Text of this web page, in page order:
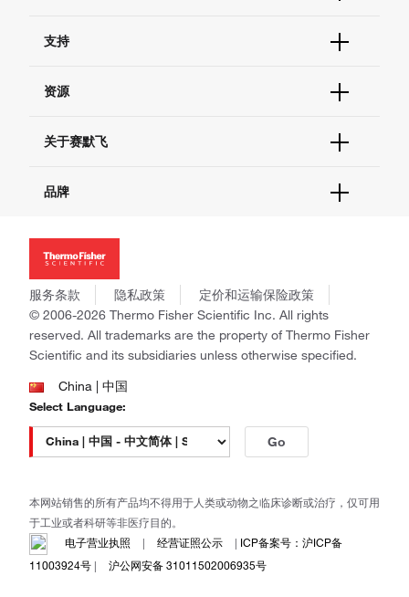
订单支持
现货供应中心
支持
联系我们 - 400 820 8982
查找文件&证书
资源
促销
社交媒体
关于赛默飞
招聘
新闻
社会责任
商标
政策和通知
品牌
Applied Biosystems
Invitrogen
Gibco
Ion Torrent
Unity Lab Services
Patheon
PPD
服务条款 隐私政策
定价和运输保险政策
© 2006-2026 Thermo Fisher Scientific Inc. All rights
reserved. All trademarks are the property of Thermo Fisher
Scientific and its subsidiaries unless otherwise specified.
China | 中国
Select Language:
Go
本网站销售的所有产品均不得用于人类或动物之临床诊断或治疗，仅可用
于工业或者科研等非医疗目的。
电子营业执照
| 经营证照公示 | ICP备案号：沪ICP备
11003924号 | 沪公网安备 31011502006935号